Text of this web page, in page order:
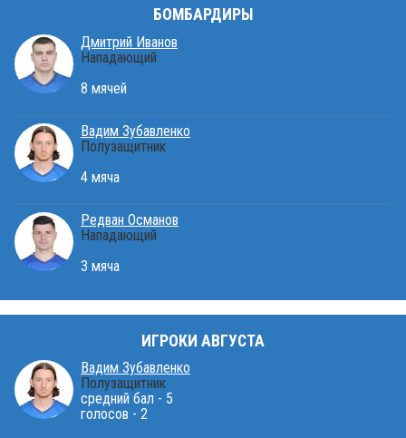
БОМБАРДИРЫ
Дмитрий Иванов
Нападающий
8 мячей
Вадим Зубавленко
Полузащитник
4 мяча
Редван Османов
Нападающий
3 мяча
ИГРОКИ АВГУСТА
Вадим Зубавленко
Полузащитник
средний бал - 5
голосов - 2